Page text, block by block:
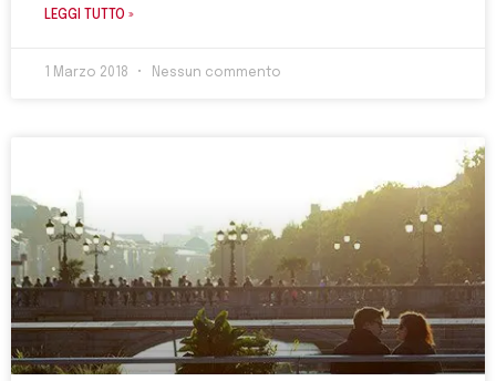
LEGGI TUTTO »
1 Marzo 2018 Nessun commento